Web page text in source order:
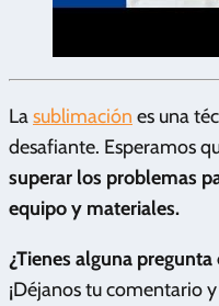
Lasublimación es una
desafiante. Esperamos
superar los problemas
equipo y materiales.
¿Tienes alguna
¡Déjanos tu comentario